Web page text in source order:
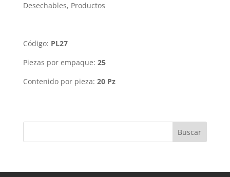
Desechables, Productos
Código: PL27
Piezas por empaque: 25
Contenido por pieza: 20 Pz